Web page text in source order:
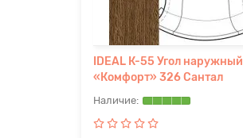
IDEAL К-55 Угол наружный
«Комфорт» 326 Сантал